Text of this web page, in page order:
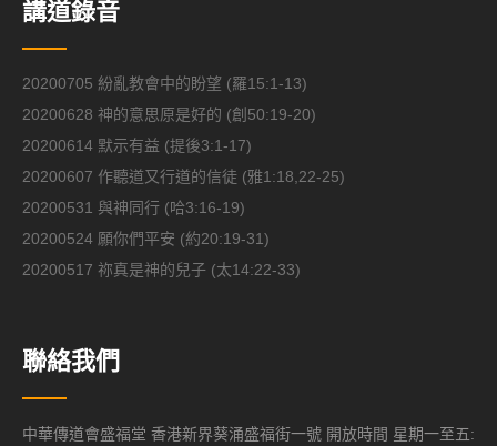
講道錄音
20200705 紛亂教會中的盼望 (羅15:1-13)
20200628 神的意思原是好的 (創50:19-20)
20200614 默示有益 (提後3:1-17)
20200607 作聽道又行道的信徒 (雅1:18,22-25)
20200531 與神同行 (哈3:16-19)
20200524 願你們平安 (約20:19-31)
20200517 祢真是神的兒子 (太14:22-33)
聯絡我們
中華傳道會盛福堂 香港新界葵涌盛福街一號 開放時間 星期一至五: